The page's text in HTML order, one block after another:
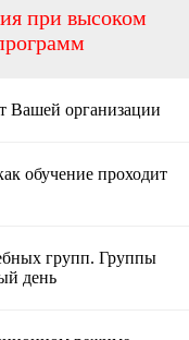
при высоком
Вашей организации
обучение проходит
групп. Группы
день